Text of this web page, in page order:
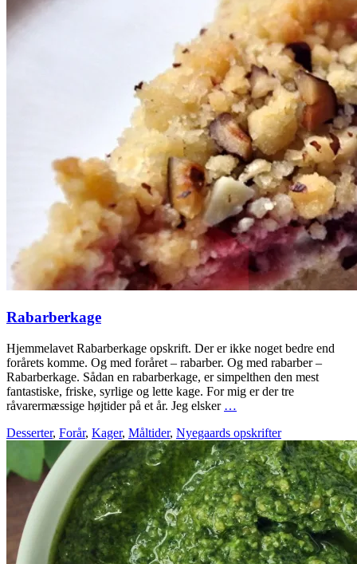
Rabarberkage
Hjemmelavet Rabarberkage opskrift. Der er ikke noget bedre end
forårets komme. Og med foråret – rabarber. Og med rabarber –
Rabarberkage. Sådan en rabarberkage, er simpelthen den mest
fantastiske, friske, syrlige og lette kage. For mig er der tre
råvarermæssige højtider på et år. Jeg elsker …
Desserter, Forår, Kager, Måltider, Nyegaards opskrifter